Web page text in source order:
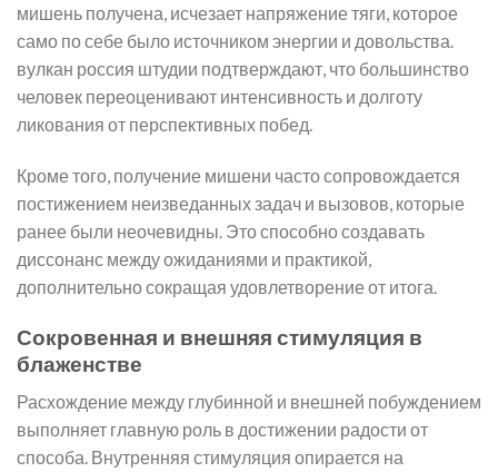
мишень получена, исчезает напряжение тяги, которое
само по себе было источником энергии и довольства.
вулкан россия штудии подтверждают, что большинство
человек переоценивают интенсивность и долготу
ликования от перспективных побед.
Кроме того, получение мишени часто сопровождается
постижением неизведанных задач и вызовов, которые
ранее были неочевидны. Это способно создавать
диссонанс между ожиданиями и практикой,
дополнительно сокращая удовлетворение от итога.
Сокровенная и внешняя стимуляция в
блаженстве
Расхождение между глубинной и внешней побуждением
выполняет главную роль в достижении радости от
способа. Внутренняя стимуляция опирается на